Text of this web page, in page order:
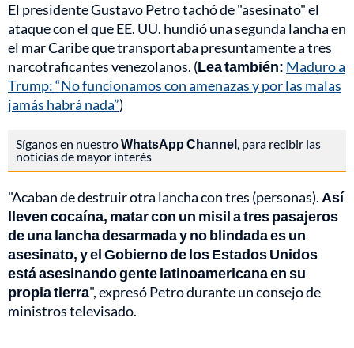
El presidente Gustavo Petro tachó de "asesinato" el
ataque con el que EE. UU. hundió una segunda lancha en
el mar Caribe que transportaba presuntamente a tres
narcotraficantes venezolanos. (Lea también: Maduro a
Trump: “No funcionamos con amenazas y por las malas
jamás habrá nada”)
Síganos en nuestroWhatsApp Channel, para recibir las
noticias de mayor interés
"Acaban de destruir otra lancha con tres (personas). Así
lleven cocaína, matar con un misil a tres pasajeros
de una lancha desarmada y no blindada es un
asesinato, y el Gobierno de los Estados Unidos
está asesinando gente latinoamericana en su
propia tierra", expresó Petro durante un consejo de
ministros televisado.